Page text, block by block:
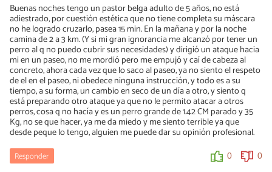
Buenas noches tengo un pastor belga adulto de 5 años, no está
adiestrado, por cuestión estética que no tiene completa su máscara
no he logrado cruzarlo, pasea 15 min. En la mañana y por la noche
camina de 2 a 3 km. (Y si mi gran ignorancia me alcanzó por tener un
perro al q no puedo cubrir sus necesidades) y dirigió un ataque hacia
mi en un paseo, no me mordió pero me empujó y caí de cabeza al
concreto, ahora cada vez que lo saco al paseo, ya no siento el respeto
de el en el paseo, ni obedece ninguna instrucción, y todo es a su
tiempo, a su forma, un cambio en seco de un día a otro, y siento q
está preparando otro ataque ya que no le permito atacar a otros
perros, cosa q no hacía y es un perro grande de 1.42 CM parado y 35
Kg, no se que hacer, ya me da miedo y me siento terrible ya que
desde peque lo tengo, alguien me puede dar su opinión profesional.
Responder 0 0